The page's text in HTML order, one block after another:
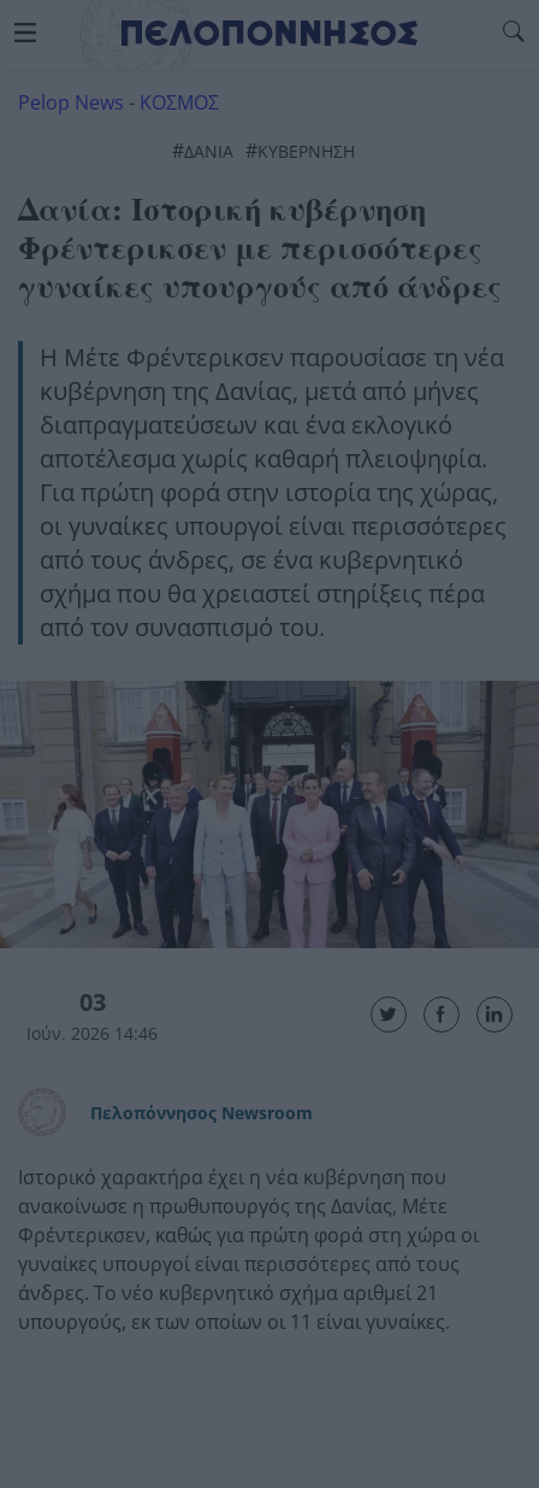
Pelop News - ΚΟΣΜΟΣ
#ΔΑΝΙΑ #ΚΥΒΈΡΝΗΣΗ
Δανία: Ιστορική κυβέρνηση
Φρέντερικσεν με περισσότερες
γυναίκες υπουργούς από άνδρες
Η Μέτε Φρέντερικσεν παρουσίασε τη νέα
κυβέρνηση της Δανίας, μετά από μήνες
διαπραγματεύσεων και ένα εκλογικό
αποτέλεσμα χωρίς καθαρή πλειοψηφία.
Για πρώτη φορά στην ιστορία της χώρας,
οι γυναίκες υπουργοί είναι περισσότερες
από τους άνδρες, σε ένα κυβερνητικό
σχήμα που θα χρειαστεί στηρίξεις πέρα
από τον συνασπισμό του.
03
Ιούν. 2026 14:46
Πελοπόννησος Newsroom
Ιστορικό χαρακτήρα έχει η νέα κυβέρνηση που
ανακοίνωσε η πρωθυπουργός της Δανίας, Μέτε
Φρέντερικσεν, καθώς για πρώτη φορά στη χώρα οι
γυναίκες υπουργοί είναι περισσότερες από τους
άνδρες. Το νέο κυβερνητικό σχήμα αριθμεί 21
υπουργούς, εκ των οποίων οι 11 είναι γυναίκες.